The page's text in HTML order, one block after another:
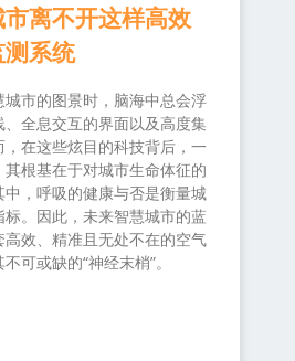
离不开这样高效
测系统
市的图景时，脑海中总会浮
全息交互的界面以及高度集
在这些炫目的科技背后，一
根基在于对城市生命体征的
，呼吸的健康与否是衡量城
。因此，未来智慧城市的蓝
效、精准且无处不在的空气
可或缺的“神经末梢”。